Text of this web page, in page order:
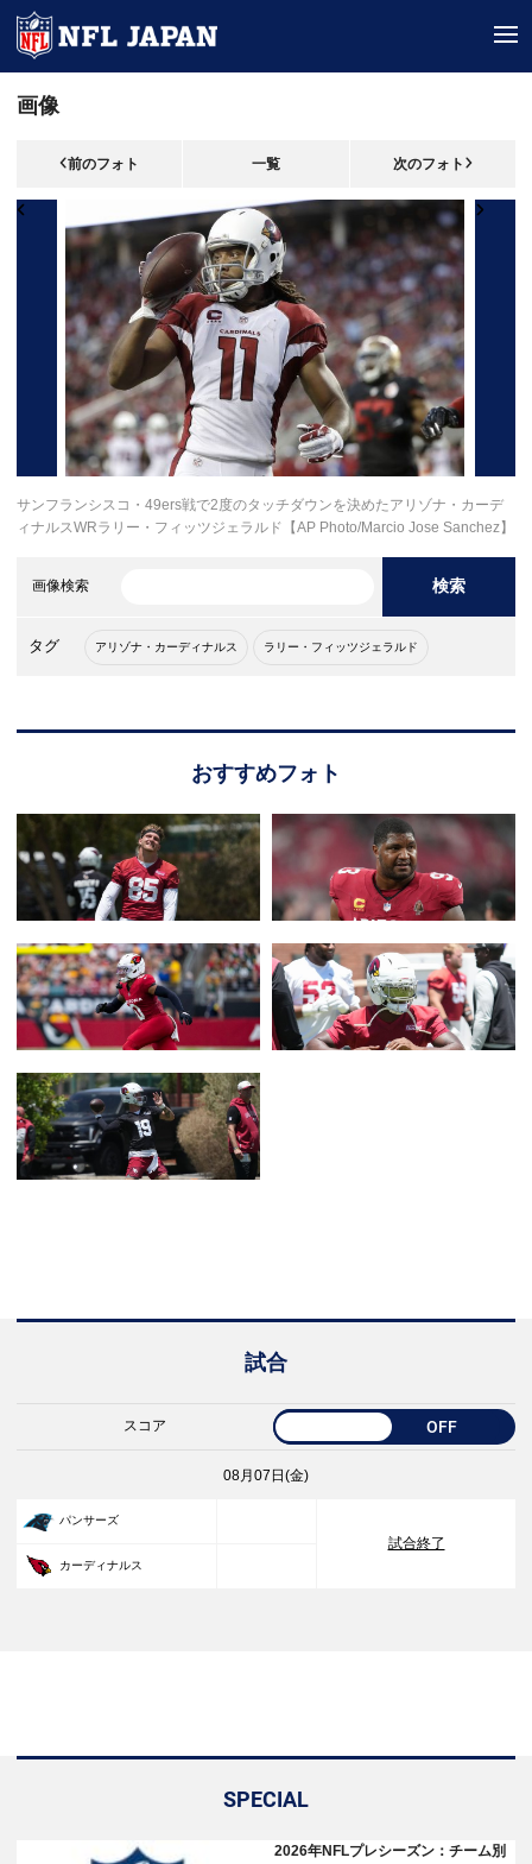
画像
前のフォト 一覧 次のフォト
サンフランシスコ・49ers戦で2度のタッチダウンを決めたアリゾナ・カーデ
ィナルスWRラリー・フィッツジェラルド【AP Photo/Marcio Jose Sanchez】
画像検索 検索
タグ アリゾナ・カーディナルス ラリー・フィッツジェラルド
おすすめフォト
試合
スコア OFF
08月07日(金)
パンサーズ
試合終了
カーディナルス
SPECIAL
2026年NFLプレシーズン：チーム別